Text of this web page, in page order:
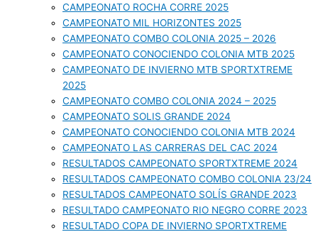
CAMPEONATO ROCHA CORRE 2025
CAMPEONATO MIL HORIZONTES 2025
CAMPEONATO COMBO COLONIA 2025 – 2026
CAMPEONATO CONOCIENDO COLONIA MTB 2025
CAMPEONATO DE INVIERNO MTB SPORTXTREME
2025
CAMPEONATO COMBO COLONIA 2024 – 2025
CAMPEONATO SOLIS GRANDE 2024
CAMPEONATO CONOCIENDO COLONIA MTB 2024
CAMPEONATO LAS CARRERAS DEL CAC 2024
RESULTADOS CAMPEONATO SPORTXTREME 2024
RESULTADOS CAMPEONATO COMBO COLONIA 23/24
RESULTADOS CAMPEONATO SOLÍS GRANDE 2023
RESULTADO CAMPEONATO RIO NEGRO CORRE 2023
RESULTADO COPA DE INVIERNO SPORTXTREME